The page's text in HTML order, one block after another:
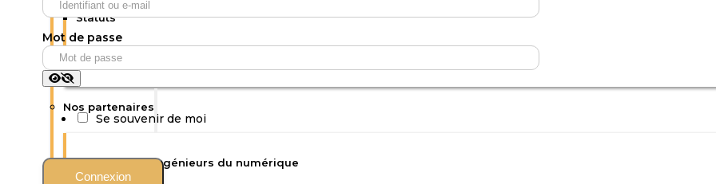
Votre panier est vide.
Boutique
Statuts
Règlement intérieur
Nos partenaires
Isep : Ecole d’ingénieurs du numérique
Mot de passe
Se souvenir de moi
Connexion